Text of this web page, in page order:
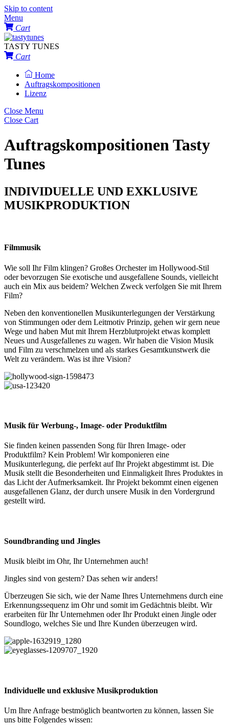
Skip to content
Menu
Cart
TASTY TUNES
Cart
Home
Auftragskompositionen
Lizenz
Close Menu
Close Cart
AuftragskompositionenTasty
Tunes
INDIVIDUELLE UND EXKLUSIVE
MUSIKPRODUKTION
Filmmusik
Wie soll Ihr Film klingen? Großes Orchester im Hollywood-Stil
oder bevorzugen Sie exotische und ausgefallene Sounds, vielleicht
auch ein Mix aus beidem? Welchen Zweck verfolgen Sie mit Ihrem
Film?
Neben den konventionellen Musikunterlegungen der Verstärkung
von Stimmungen oder dem Leitmotiv Prinzip, gehen wir gern neue
Wege und haben Mut mit Ihrem Herzblutprojekt etwas komplett
Neues und Ausgefallenes zu wagen. Wir haben die Vision Musik
und Film zu verschmelzen und als starkes Gesamtkunstwerk die
Welt zu verändern. Was ist ihre Vision?
Musik für Werbung-, Image- oder Produktfilm
Sie finden keinen passenden Song für Ihren Image- oder
Produktfilm? Kein Problem! Wir komponieren eine
Musikunterlegung, die perfekt auf Ihr Projekt abgestimmt ist. Die
Musik stellt die Besonderheiten und Einmaligkeit Ihres Produktes in
das Licht der Aufmerksamkeit. Ihr Projekt bekommt einen eigenen
ausgefallenen Glanz, der durch unsere Musik in den Vordergrund
gestellt wird.
Soundbranding und Jingles
Musik bleibt im Ohr, Ihr Unternehmen auch!
Jingles sind von gestern? Das sehen wir anders!
Überzeugen Sie sich, wie der Name Ihres Unternehmens durch eine
Erkennungssequenz im Ohr und somit im Gedächtnis bleibt. Wir
erarbeiten für Ihr Unternehmen oder Ihr Produkt einen Jingle oder
Soundlogo, welches Sie und Ihre Kunden überzeugen wird.
Individuelle und exklusive Musikproduktion
Um Ihre Anfrage bestmöglich beantworten zu können, lassen Sie
uns bitte Folgendes wissen: